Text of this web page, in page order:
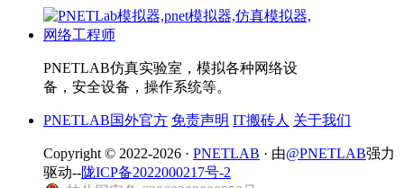
PNETLAB仿真实验室，模拟各种网络设
备，安全设备，操作系统等。
PNETLAB国外官方 免责声明 IT搬砖人 关于我们
Copyright © 2022-2026 · PNETLAB · 由@PNETLAB强力
驱动--陇ICP备2022000217号-2